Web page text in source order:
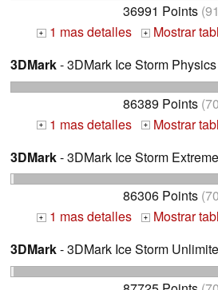
36991 Points
+ 1 mas detalles +
Mostrar
3DMark- 3DMark Ice Storm Physics
86389 Points
+ 1 mas detalles +
Mostrar
3DMark- 3DMark Ice Storm
86306 Points
+ 1 mas detalles +
Mostrar
3DMark- 3DMark Ice Storm